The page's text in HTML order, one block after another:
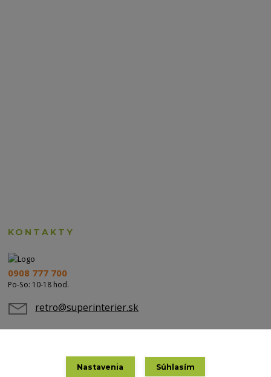
KONTAKTY
0908 777 700
Po-So: 10-18 hod.
retro@superinterier.sk
Nastavenia Súhlasím